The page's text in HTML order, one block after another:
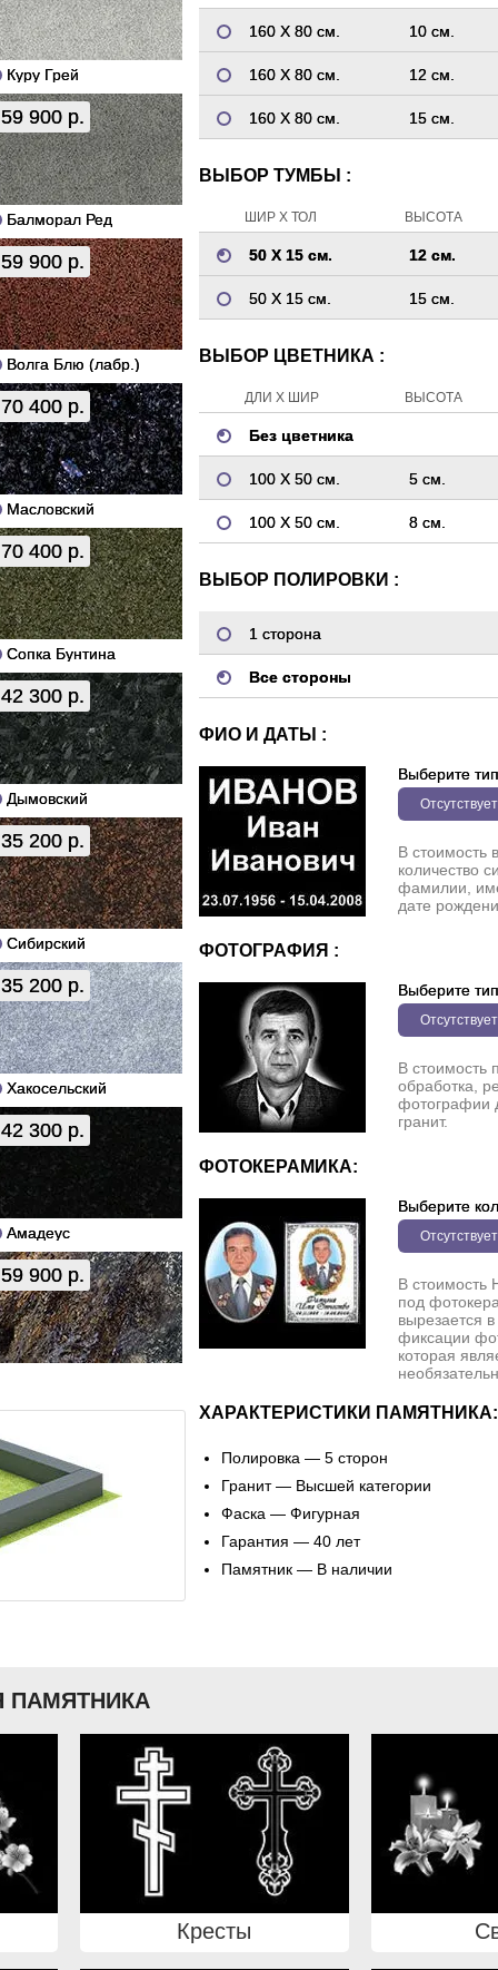
Куру Грей
59 900 р.
Балморал Ред
59 900 р.
Волга Блю (лабр.)
70 400 р.
Масловский
70 400 р.
Сопка Бунтина
42 300 р.
Дымовский
35 200 р.
Сибирский
35 200 р.
Хакосельский
42 300 р.
Амадеус
59 900 р.
160 Х 80 см. 10 см.
160 Х 80 см. 12 см.
160 Х 80 см. 15 см.
ВЫБОР ТУМБЫ :
ШИР Х ТОЛ ВЫСОТА
50 Х 15 см. 12 см.
50 Х 15 см. 15 см.
ВЫБОР ЦВЕТНИКА :
ДЛИ Х ШИР ВЫСОТА
Без цветника
100 Х 50 см. 5 см.
100 Х 50 см. 8 см.
ВЫБОР ПОЛИРОВКИ :
1 сторона
Все стороны
ФИО И ДАТЫ :
Выберите тип
Отсутствует
В стоимость
количество
фамилии,
дате
ФОТОГРАФИЯ :
Выберите тип
Отсутствует
В стоимость
обработка,
фотографии
гранит.
ФОТОКЕРАМИКА:
Выберите
Отсутствует
В стоимость
под
вырезается
фиксации
которая
ХАРАКТЕРИСТИКИ ПАМЯТНИКА:
Полировка — 5 сторон
Гранит — Высшей категории
Фаска — Фигурная
Гарантия — 40 лет
Памятник — В наличии
ПАМЯТНИКА
Кресты